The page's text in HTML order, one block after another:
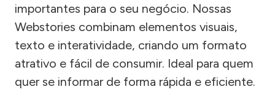
importantes para o seu negócio. Nossas
Webstories combinam elementos visuais,
texto e interatividade, criando um formato
atrativo e fácil de consumir. Ideal para quem
quer se informar de forma rápida e eficiente.